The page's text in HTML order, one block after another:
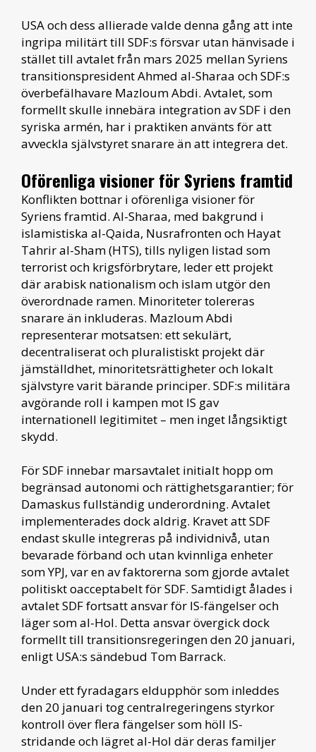
USA och dess allierade valde denna gång att inte
ingripa militärt till SDF:s försvar utan hänvisade i
stället till avtalet från mars 2025 mellan Syriens
transitionspresident Ahmed al-Sharaa och SDF:s
överbefälhavare Mazloum Abdi. Avtalet, som
formellt skulle innebära integration av SDF i den
syriska armén, har i praktiken använts för att
avveckla självstyret snarare än att integrera det.
Oförenliga visioner för Syriens framtid
Konflikten bottnar i oförenliga visioner för
Syriens framtid. Al-Sharaa, med bakgrund i
islamistiska al-Qaida, Nusrafronten och Hayat
Tahrir al-Sham (HTS), tills nyligen listad som
terrorist och krigsförbrytare, leder ett projekt
där arabisk nationalism och islam utgör den
överordnade ramen. Minoriteter tolereras
snarare än inkluderas. Mazloum Abdi
representerar motsatsen: ett sekulärt,
decentraliserat och pluralistiskt projekt där
jämställdhet, minoritetsrättigheter och lokalt
självstyre varit bärande principer. SDF:s militära
avgörande roll i kampen mot IS gav
internationell legitimitet – men inget långsiktigt
skydd.
För SDF innebar marsavtalet initialt hopp om
begränsad autonomi och rättighetsgarantier; för
Damaskus fullständig underordning. Avtalet
implementerades dock aldrig. Kravet att SDF
endast skulle integreras på individnivå, utan
bevarade förband och utan kvinnliga enheter
som YPJ, var en av faktorerna som gjorde avtalet
politiskt oacceptabelt för SDF. Samtidigt ålades i
avtalet SDF fortsatt ansvar för IS-fängelser och
läger som al-Hol. Detta ansvar övergick dock
formellt till transitionsregeringen den 20 januari,
enligt USA:s sändebud Tom Barrack.
Under ett fyradagars eldupphör som inleddes
den 20 januari tog centralregeringens styrkor
kontroll över flera fängelser som höll IS-
stridande och lägret al-Hol där deras familjer